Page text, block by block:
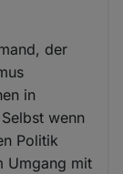
der
in
wenn
Politik
Umgang mit